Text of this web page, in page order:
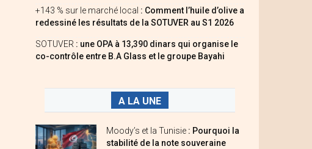
+143 % sur le marché local : Comment l’huile d’olive a
redessiné les résultats de la SOTUVER au S1 2026
SOTUVER : une OPA à 13,390 dinars qui organise le
co-contrôle entre B.A Glass et le groupe Bayahi
A LA UNE
Moody’s et la Tunisie : Pourquoi la
stabilité de la note souveraine